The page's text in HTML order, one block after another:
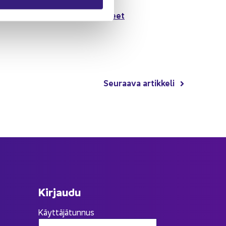
lue oh­jeet
Seu­raa­va ar­tik­ke­li
Kir­jau­du
Käyttäjätunnus